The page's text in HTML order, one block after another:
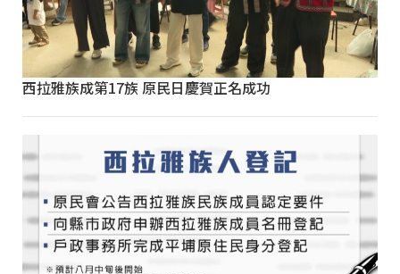
西拉雅族成第17族 原民日慶賀正名成功